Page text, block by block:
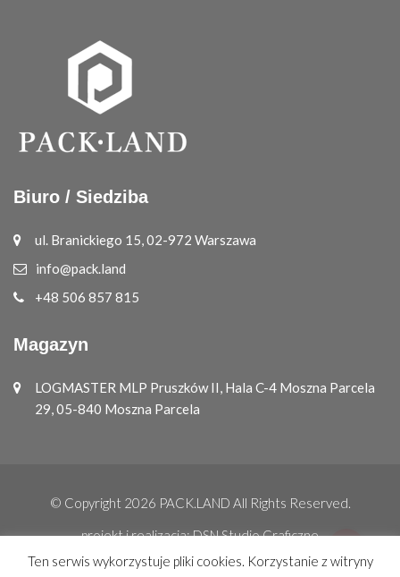
Biuro / Siedziba
ul. Branickiego 15, 02-972 Warszawa
info@pack.land
+48 506 857 815
Magazyn
LOGMASTER MLP Pruszków II, Hala C-4 Moszna Parcela
29, 05-840 Moszna Parcela
© Copyright 2026 PACK.LAND All Rights Reserved.
projekt i realizacja:DSN Studio Graficzne
Ten serwis wykorzystuje pliki cookies. Korzystanie z witryny